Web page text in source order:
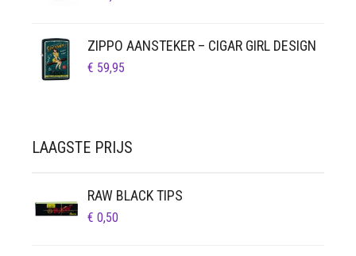
ZIPPO AANSTEKER – CIGAR GIRL DESIGN
€ 59,95
LAAGSTE PRIJS
RAW BLACK TIPS
€ 0,50